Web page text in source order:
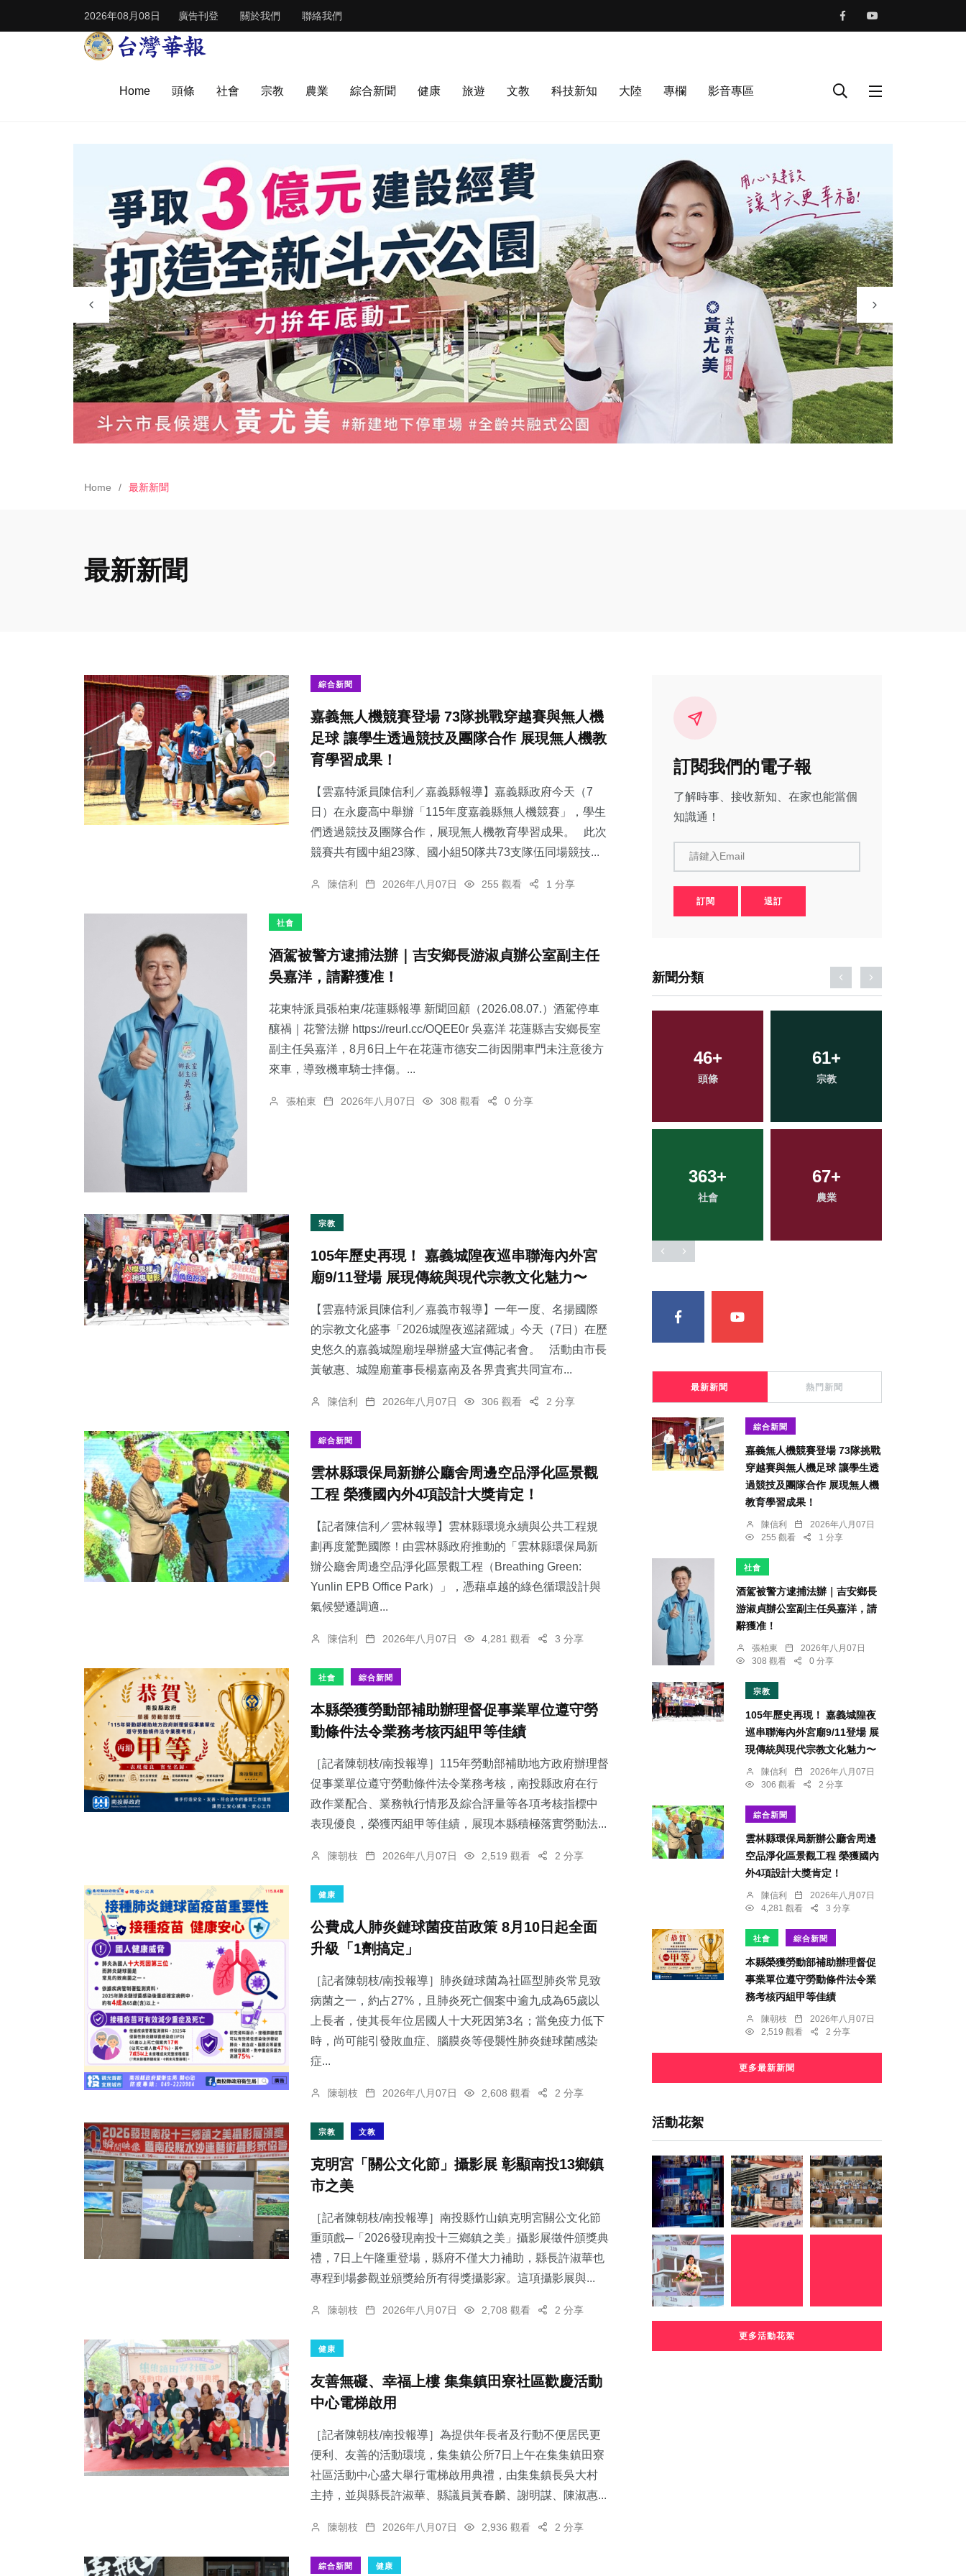
2026年08月08日 廣告刊登 關於我們 聯絡我們
Home 頭條 社會 宗教 農業 綜合新聞 健康 旅遊 文教 科技新知 大陸 專欄 影音專區
Home 最新新聞
最新新聞
綜合新聞
嘉義無人機競賽登場 73隊挑戰穿越賽與無人機
足球 讓學生透過競技及團隊合作 展現無人機教
育學習成果！
【雲嘉特派員陳信利／嘉義縣報導】嘉義縣政府今天（7
日）在永慶高中舉辦「115年度嘉義縣無人機競賽」，學生
們透過競技及團隊合作，展現無人機教育學習成果。 此次
競賽共有國中組23隊、國小組50隊共73支隊伍同場競技...
陳信利 2026年八月07日 255 觀看 1 分享
社會
酒駕被警方逮捕法辦｜吉安鄉長游淑貞辦公室副主任
吳嘉洋，請辭獲准！
花東特派員張柏東/花蓮縣報導 新聞回顧（2026.08.07.）酒駕停車
釀禍｜花警法辦 https://reurl.cc/OQEE0r 吳嘉洋 花蓮縣吉安鄉長室
副主任吳嘉洋，8月6日上午在花蓮市德安二街因開車門未注意後方
來車，導致機車騎士摔傷。...
張柏東 2026年八月07日 308 觀看 0 分享
宗教
105年歷史再現！ 嘉義城隍夜巡串聯海內外宮
廟9/11登場 展現傳統與現代宗教文化魅力〜
【雲嘉特派員陳信利／嘉義市報導】一年一度、名揚國際
的宗教文化盛事「2026城隍夜巡諸羅城」今天（7日）在歷
史悠久的嘉義城隍廟埕舉辦盛大宣傳記者會。 活動由市長
黃敏惠、城隍廟董事長楊嘉南及各界貴賓共同宣布...
陳信利 2026年八月07日 306 觀看 2 分享
綜合新聞
雲林縣環保局新辦公廳舍周邊空品淨化區景觀
工程 榮獲國內外4項設計大獎肯定！
【記者陳信利／雲林報導】雲林縣環境永續與公共工程規
劃再度驚艷國際！由雲林縣政府推動的「雲林縣環保局新
辦公廳舍周邊空品淨化區景觀工程（Breathing Green:
Yunlin EPB Office Park）」，憑藉卓越的綠色循環設計與
氣候變遷調適...
陳信利 2026年八月07日 4,281 觀看 3 分享
社會 綜合新聞
本縣榮獲勞動部補助辦理督促事業單位遵守勞
動條件法令業務考核丙組甲等佳績
［記者陳朝枝/南投報導］115年勞動部補助地方政府辦理督
促事業單位遵守勞動條件法令業務考核，南投縣政府在行
政作業配合、業務執行情形及綜合評量等各項考核指標中
表現優良，榮獲丙組甲等佳績，展現本縣積極落實勞動法...
陳朝枝 2026年八月07日 2,519 觀看 2 分享
健康
公費成人肺炎鏈球菌疫苗政策 8月10日起全面
升級「1劑搞定」
［記者陳朝枝/南投報導］肺炎鏈球菌為社區型肺炎常見致
病菌之一，約占27%，且肺炎死亡個案中逾九成為65歲以
上長者，使其長年位居國人十大死因第3名；當免疫力低下
時，尚可能引發敗血症、腦膜炎等侵襲性肺炎鏈球菌感染
症...
陳朝枝 2026年八月07日 2,608 觀看 2 分享
宗教 文教
克明宮「關公文化節」攝影展 彰顯南投13鄉鎮
市之美
［記者陳朝枝/南投報導］南投縣竹山鎮克明宮關公文化節
重頭戲─「2026發現南投十三鄉鎮之美」攝影展徵件頒獎典
禮，7日上午隆重登場，縣府不僅大力補助，縣長許淑華也
專程到場參觀並頒獎給所有得獎攝影家。這項攝影展與...
陳朝枝 2026年八月07日 2,708 觀看 2 分享
健康
友善無礙、幸福上樓 集集鎮田寮社區歡慶活動
中心電梯啟用
［記者陳朝枝/南投報導］為提供年長者及行動不便居民更
便利、友善的活動環境，集集鎮公所7日上午在集集鎮田寮
社區活動中心盛大舉行電梯啟用典禮，由集集鎮長吳大村
主持，並與縣長許淑華、縣議員黃春麟、謝明謀、陳淑惠...
陳朝枝 2026年八月07日 2,936 觀看 2 分享
綜合新聞 健康
訂閱我們的電子報
了解時事、接收新知、在家也能當個
知識通！
請鍵入Email
訂閱 退訂
新聞分類
102+
專欄
+
141 30+
科技新知
46+ 61+ 193+
健康
107+
專欄
213+
文教
2+
大陸
最新新聞 熱門新聞
綜合新聞
嘉義無人機競賽登場 73隊挑戰
穿越賽與無人機足球 讓學生透
過競技及團隊合作 展現無人機
教育學習成果！
陳信利
2026年八月07日
255 觀看
1 分享
社會
酒駕被警方逮捕法辦｜吉安鄉長
游淑貞辦公室副主任吳嘉洋，請
辭獲准！
張柏東
2026年八月07日
308 觀看
0 分享
宗教
105年歷史再現！ 嘉義城隍夜
巡串聯海內外宮廟9/11登場 展
現傳統與現代宗教文化魅力〜
陳信利
2026年八月07日
306 觀看
2 分享
綜合新聞
雲林縣環保局新辦公廳舍周邊
空品淨化區景觀工程 榮獲國內
外4項設計大獎肯定！
陳信利
2026年八月07日
4,281 觀看
3 分享
社會 綜合新聞
本縣榮獲勞動部補助辦理督促
事業單位遵守勞動條件法令業
務考核丙組甲等佳績
陳朝枝
2026年八月07日
2,519 觀看
2 分享
更多最新新聞
活動花絮
更多活動花絮